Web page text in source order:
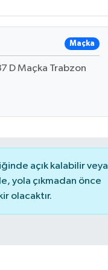
Maçka
D Maçka Trabzon
açık kalabilir veya
yola çıkmadan önce
olacaktır.